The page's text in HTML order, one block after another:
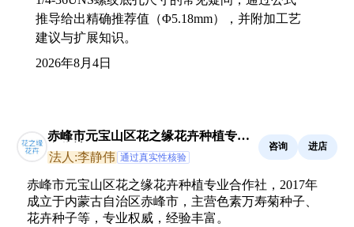
推导给出精确推荐值（Φ5.18mm），并附加工艺
建议与扩展知识。
2026年8月4日
赤峰市元宝山区花之缘花卉种植专业
合作社
法人:李静伟 通过真实性核验
咨询 进店
赤峰市元宝山区花之缘花卉种植专业合作社，2017年
成立于内蒙古自治区赤峰市，主营色素万寿菊种子、
花卉种子等，专业权威，经验丰富。